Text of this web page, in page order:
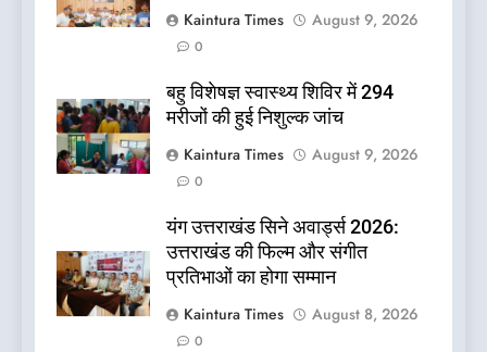
Kaintura Times
August 9, 2026
0
बहु विशेषज्ञ स्वास्थ्य शिविर में 294
मरीजों की हुई निशुल्क जांच
Kaintura Times
August 9, 2026
0
यंग उत्तराखंड सिने अवार्ड्स 2026:
उत्तराखंड की फिल्म और संगीत
प्रतिभाओं का होगा सम्मान
Kaintura Times
August 8, 2026
0